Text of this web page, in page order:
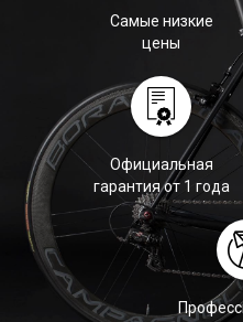
Самые низкие
цены
Официальная
гарантия от 1 года